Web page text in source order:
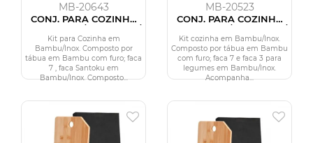
MB-20643
CONJ. PARA COZINHA
EM BAMBU / MADEIRA /
INOX OREGON - 4 PÇS
Kit para Cozinha em
Bambu/Inox. Composto por
tábua em Bambu com furo; faca
7 , faca Santoku em
Bambu/Inox. Composto...
MB-20523
CONJ. PARA COZINHA
EM BAMBU / MADEIRA /
INOX OREGON - 4 PÇS
Kit cozinha em Bambu/Inox.
Composto por tábua em Bambu
com furo; faca 7 e faca 3 para
legumes em Bambu/Inox.
Acompanha...